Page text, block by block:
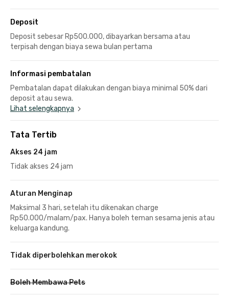
Deposit
Deposit sebesar Rp500.000, dibayarkan bersama atau
terpisah dengan biaya sewa bulan pertama
Informasi pembatalan
Pembatalan dapat dilakukan dengan biaya minimal 50% dari
deposit atau sewa.
Lihat selengkapnya
Tata Tertib
Akses 24 jam
Tidak akses 24 jam
Aturan Menginap
Maksimal 3 hari, setelah itu dikenakan charge
Rp50.000/malam/pax. Hanya boleh teman sesama jenis atau
keluarga kandung.
Tidak diperbolehkan merokok
Boleh Membawa Pets